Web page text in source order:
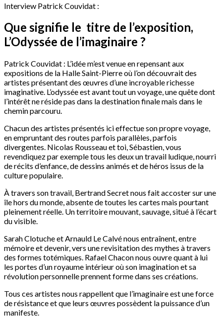
Interview Patrick Couvidat :
Que signifie le titre de l’exposition,
L’Odyssée de l’imaginaire ?
Patrick Couvidat : L’idée m’est venue en repensant aux
expositions de la Halle Saint-Pierre où l’on découvrait des
artistes présentant des œuvres d’une incroyable richesse
imaginative. L’odyssée est avant tout un voyage, une quête dont
l’intérêt ne réside pas dans la destination finale mais dans le
chemin parcouru.
Chacun des artistes présentés ici effectue son propre voyage,
en empruntant des routes parfois parallèles, parfois
divergentes. Nicolas Rousseau et toi, Sébastien, vous
revendiquez par exemple tous les deux un travail ludique, nourri
de récits d’enfance, de dessins animés et de héros issus de la
culture populaire.
À travers son travail, Bertrand Secret nous fait accoster sur une
île hors du monde, absente de toutes les cartes mais pourtant
pleinement réelle. Un territoire mouvant, sauvage, situé à l’écart
du visible.
Sarah Clotuche et Arnauld Le Calvé nous entraînent, entre
mémoire et devenir, vers une revisitation des mythes à travers
des formes totémiques. Rafael Chacon nous ouvre quant à lui
les portes d’un royaume intérieur où son imagination et sa
révolution personnelle prennent forme dans ses créations.
Tous ces artistes nous rappellent que l’imaginaire est une force
de résistance et que leurs œuvres possèdent la puissance d’un
manifeste.